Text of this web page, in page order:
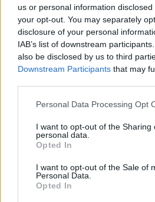
us or personal information
your opt-out. You may separately
disclosure of your personal
IAB’s list of downstream
also be disclosed by us to third
Downstream Participants that may
Personal Data Processing Opt
I want to opt-out of the Sharing
personal data.
Opted In
I want to opt-out of the Sale of
Personal Data.
Opted In